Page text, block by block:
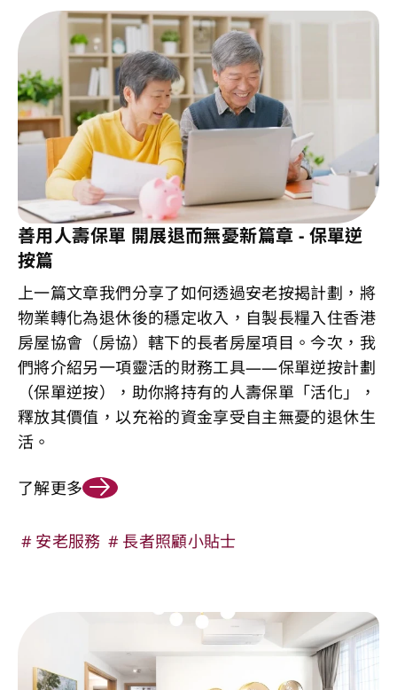
善用人壽保單 開展退而無憂新篇章 - 保單逆
按篇
上一篇文章我們分享了如何透過安老按揭計劃，將
物業轉化為退休後的穩定收入，自製長糧入住香港
房屋協會（房協）轄下的長者房屋項目。今次，我
們將介紹另一項靈活的財務工具——保單逆按計劃
（保單逆按），助你將持有的人壽保單「活化」，
釋放其價值，以充裕的資金享受自主無憂的退休生
活。
了解更多
安老服務 長者照顧小貼士